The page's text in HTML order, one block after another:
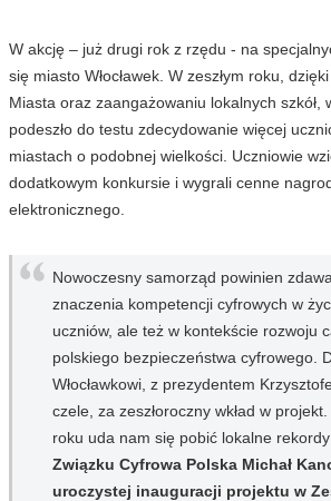
W akcję – już drugi rok z rzędu - na
się miasto Włocławek. W zeszłym roku,
Miasta oraz zaangażowaniu lokalnych szkół,
podeszło do testu zdecydowanie więcej
miastach o podobnej wielkości. Uczniowie
dodatkowym konkursie i wygrali cenne
elektronicznego.
Nowoczesny samorząd powinien
znaczenia kompetencji cyfrowych w
uczniów, ale też w kontekście rozwoju
polskiego bezpieczeństwa cyfrowego.
Włocławkowi, z prezydentem
czele, za zeszłoroczny wkład w
roku uda nam się pobić lokalne rekordy
Związku Cyfrowa Polska Michał
uroczystej inauguracji projektu w